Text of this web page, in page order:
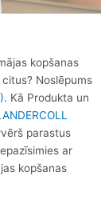
kopšanas
Noslēpums
. Kā Produkta un
parastus
ar
kopšanas